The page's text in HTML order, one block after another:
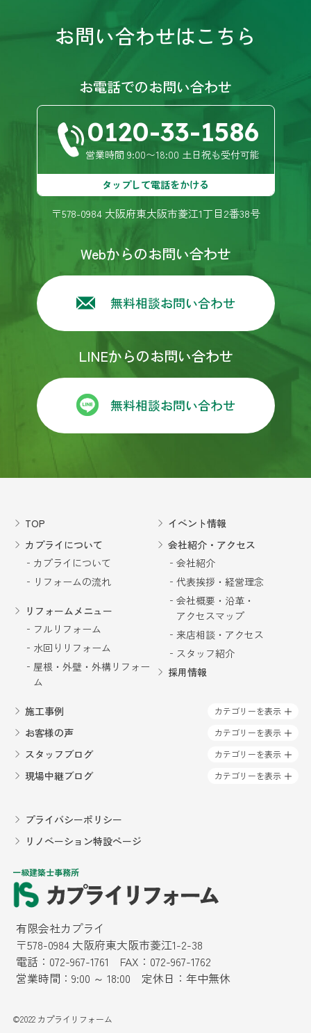
3 years ago
主人と二人になり１階に居間と
とキッチンを繫げて広くしようと思いきってリフ
ォームを考えました。古い家の造りと予算の関係
キッチンの扉を撤去してキッチン、洗面、浴室の
リフォーム、和室及び１階の内装をして頂きまし
た。担当者の方が親身に考えてアドバイスしてく
ださり本当に有り難かったです。腕のいい職人さ
ん方のご好意で大変満足に仕上がりました👍快適
プライ様にお願いしようと思います！宜しくお願
い致します！長い様で短かったのですが本当にあ
りがとう御座いました！m(_ _)m
今回のキッチンリフォームの業
者選びでカプライさんに決めたのは２年半前に遡
ります。浴室をリフォームした際、３社に見積も
りをお願いしました。その時カプライの営業の方
が誠意ある対応して下さり、妥当な価格、最終的
な仕上がりやメンテナンスで満足出来ました。そ
の後のトイレリフォームでも同じ担当者で、迅速
な対応をして下さいました。なので今回も見積も
りをお願いしました。するとその方は、退職され
ていて別の方が来られました。最初大丈夫かなぁ
と思いましたがお話していると前の方以上に信頼
ランニングの方に来てもらうよう手配して下さい
トリーを作れば、今と同じ収納力はあるし明るく
段の心配です😥本来なら他の業者に相見積もりを
して頂くのですが、値上げの時期との関係もあ
り、今回はカプライさんのみでお願いする事にし
ました。以前２回お願いした経過もあり信頼して
いたので。でも私の要望を取り入れるにはLクラス
の商品になった為、当初の予算よの倍近くかかり
ました😥工期は２週間の予定、担当者の方は毎日
来て下さり、設備工事、電気工事、ガス工事、大
工工事、内装工事の職人さんに申し送りをして下
さいました。その来られる職人さん方々か、好印
した。その時々の不安や要望にも適切に応えてく
ださり、ストレスなく工事して頂けました。今年
いキッチンででお料理をしていると思いきってリ
フォームして良かったと思いました。
に作られた土間空間から、住みやすい住居へのリ
ノベーションをお願いしました。担当して頂いた
営業さんが非常に感じが良く機転の利く方で、生
活上の悩みを色々と汲み取って下さり、予算内で
最大限に住みやすくする為のプランを作成頂けま
した。作業に入って頂いた大工さんの腕が非常に
良く、こちらが気が付かない様々な細かい点にも
気を配って頂きました。電気屋さん、設備屋さ
ん、クロス屋さん、皆とてもマナーも良くプロ意
識の高い方ばかりで、家族一同、想像以上の仕上
がりに大変満足しております。リフォームも新築
れている会社は信頼できます。また何かあったら
お問い合わせはこちら
お電話でのお問い合わせ
0120-33-1586
営業時間 9:00〜18:00 土日祝も受付可能
タップして電話をかける
〒578-0984 大阪府東大阪市菱江1丁目2番38号
Webからのお問い合わせ
無料相談お問い合わせ
LINEからのお問い合わせ
無料相談お問い合わせ
TOP
カプライについて
カプライについて
リフォームの流れ
リフォームメニュー
フルリフォーム
水回りリフォーム
屋根・外壁・外構リフォー
ム
イベント情報
会社紹介・アクセス
会社紹介
代表挨拶・経営理念
会社概要・沿革・
アクセスマップ
来店相談・アクセス
スタッフ紹介
採用情報
プライバシーポリシー
リノベーション特設ページ
施工事例 カテゴリーを表示
お客様の声 カテゴリーを表示
スタッフブログ カテゴリーを表示
現場中継ブログ カテゴリーを表示
一級建築士事務所
有限会社カプライ
〒578-0984 大阪府東大阪市菱江1-2-38
電話： 072-967-1761 FAX：072-967-1762
営業時間：9:00 ～ 18:00 定休日：年中無休
©2022 カプライリフォーム